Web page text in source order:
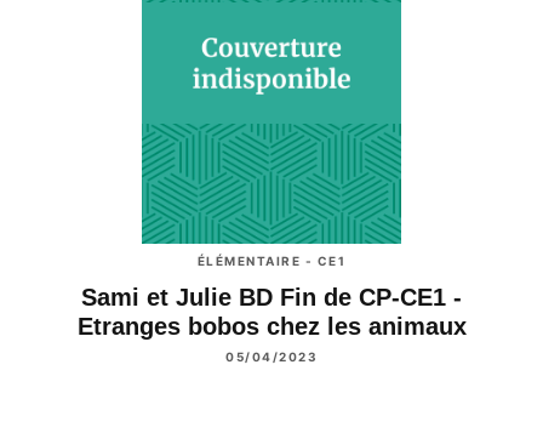
ÉLÉMENTAIRE - CE1
Sami et Julie BD Fin de CP-CE1 -
Etranges bobos chez les animaux
05/04/2023